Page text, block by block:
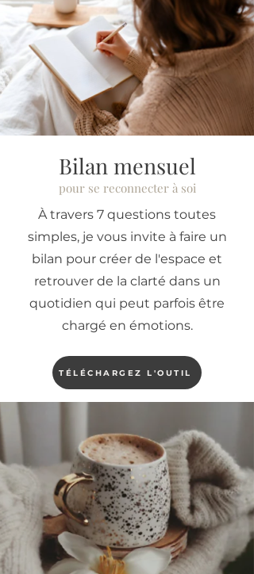
Bilan mensuel
pour se reconnecter à soi
À travers 7 questions toutes
simples, je vous invite à faire un
bilan pour créer de l'espace et
retrouver de la clarté dans un
quotidien qui peut parfois être
chargé en émotions.
TÉLÉCHARGEZ L'OUTIL